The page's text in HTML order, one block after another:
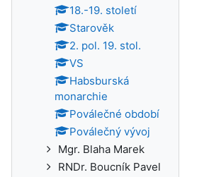
18.-19. století
Starověk
2. pol. 19. stol.
VS
Habsburská
monarchie
Poválečné období
Poválečný vývoj
Mgr. Blaha Marek
RNDr. Boucník Pavel